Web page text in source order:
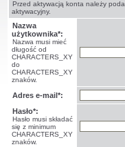
Przed aktywacją konta należy
aktywacyjny.
Nazwa
użytkownika*:
Nazwa musi mieć
długość od
CHARACTERS_XY
do
CHARACTERS_XY
znaków.
Adres e-mail*:
Hasło*:
Hasło musi składać
się z minimum
CHARACTERS_XY
znaków.